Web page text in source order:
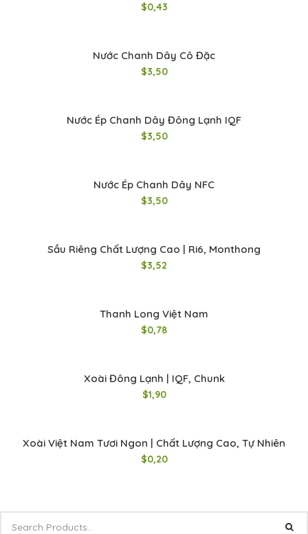
$0,43
Nước Chanh Dây Cô Đặc
$3,50
Nước Ép Chanh Dây Đông Lạnh IQF
$3,50
Nước Ép Chanh Dây NFC
$3,50
Sầu Riêng Chất Lượng Cao | Ri6, Monthong
$3,52
Thanh Long Việt Nam
$0,78
Xoài Đông Lạnh | IQF, Chunk
$1,90
Xoài Việt Nam Tươi Ngon | Chất Lượng Cao, Tự Nhiên
$0,20